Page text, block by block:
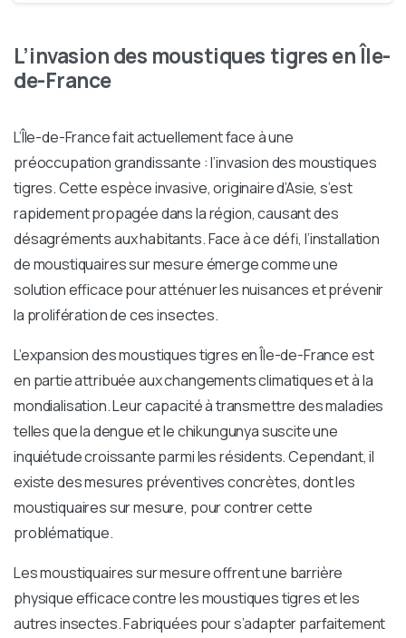
L’invasion des moustiques tigres en Île-
de-France
L’Île-de-France fait actuellement face à une
préoccupation grandissante : l’invasion des moustiques
tigres. Cette espèce invasive, originaire d’Asie, s’est
rapidement propagée dans la région, causant des
désagréments aux habitants. Face à ce défi, l’installation
de moustiquaires sur mesure émerge comme une
solution efficace pour atténuer les nuisances et prévenir
la prolifération de ces insectes.
L’expansion des moustiques tigres en Île-de-France est
en partie attribuée aux changements climatiques et à la
mondialisation. Leur capacité à transmettre des maladies
telles que la dengue et le chikungunya suscite une
inquiétude croissante parmi les résidents. Cependant, il
existe des mesures préventives concrètes, dont les
moustiquaires sur mesure, pour contrer cette
problématique.
Les moustiquaires sur mesure offrent une barrière
physique efficace contre les moustiques tigres et les
autres insectes. Fabriquées pour s’adapter parfaitement